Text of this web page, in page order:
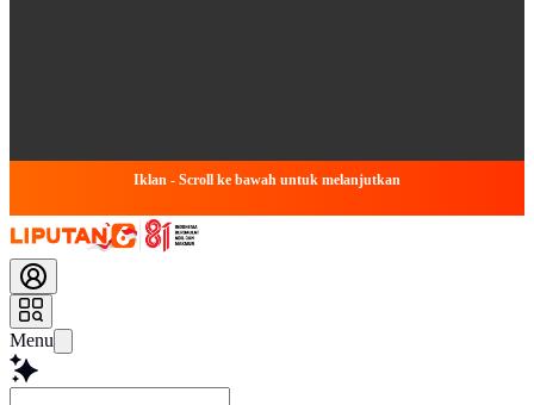
Iklan - Scroll ke bawah untuk melanjutkan
Menu